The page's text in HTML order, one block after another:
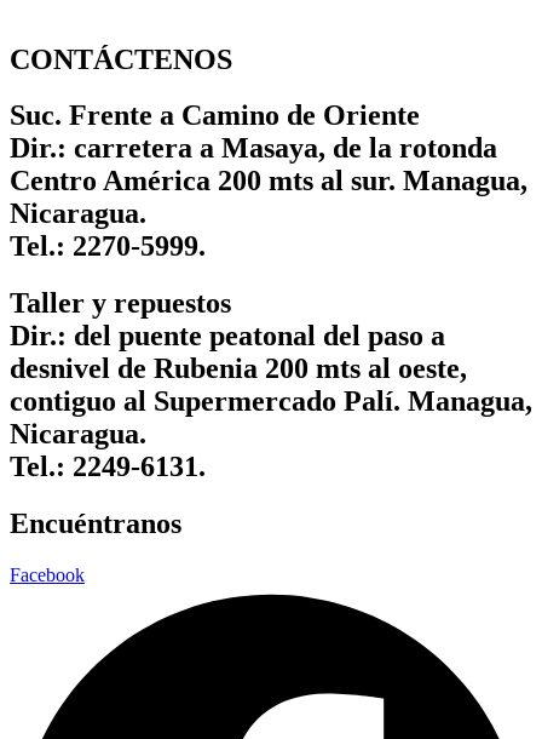
CONTÁCTENOS
Suc. Frente a Camino de Oriente
Dir.: carretera a Masaya, de la rotonda
Centro América 200 mts al sur. Managua,
Nicaragua.
Tel.: 2270-5999.
Taller y repuestos
Dir.: del puente peatonal del paso a
desnivel de Rubenia 200 mts al oeste,
contiguo al Supermercado Palí. Managua,
Nicaragua.
Tel.: 2249-6131.
Encuéntranos
Facebook